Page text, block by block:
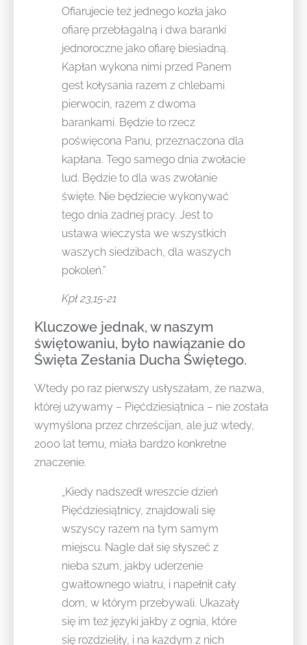
Ofiarujecie też jednego kozła jako
ofiarę przebłagalną i dwa baranki
jednoroczne jako ofiarę biesiadną.
Kapłan wykona nimi przed Panem
gest kołysania razem z chlebami
pierwocin, razem z dwoma
barankami. Będzie to rzecz
poświęcona Panu, przeznaczona dla
kapłana. Tego samego dnia zwołacie
lud. Będzie to dla was zwołanie
święte. Nie będziecie wykonywać
tego dnia żadnej pracy. Jest to
ustawa wieczysta we wszystkich
waszych siedzibach, dla waszych
pokoleń.”
Kpł 23,15-21
Kluczowe jednak, w naszym
świętowaniu, było nawiązanie do
Święta Zesłania Ducha Świętego.
Wtedy po raz pierwszy usłyszałam, że nazwa,
której używamy – Pięćdziesiątnica – nie została
wymyślona przez chrześcijan, ale już wtedy,
2000 lat temu, miała bardzo konkretne
znaczenie.
„Kiedy nadszedł wreszcie dzień
Pięćdziesiątnicy, znajdowali się
wszyscy razem na tym samym
miejscu. Nagle dał się słyszeć z
nieba szum, jakby uderzenie
gwałtownego wiatru, i napełnił cały
dom, w którym przebywali. Ukazały
się im też języki jakby z ognia, które
się rozdzieliły, i na każdym z nich